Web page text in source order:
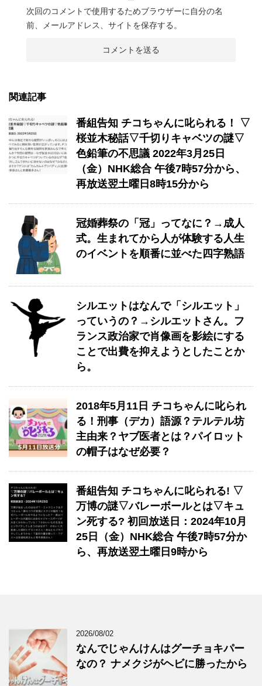
次回のコメントで使用するためブラウザーに自分の名
前、メールアドレス、サイトを保存する。
関連記事
番組告知 チコちゃんに叱られる！ ▽
桜並木秘話▽千切りキャベツの謎▽
色鉛筆の不思議 2022年3月25日
（金）NHK総合 午後7時57分から、
再放送翌土曜日8時15分から
冠婚葬祭の「冠」ってなに？→成人
式。生まれてから人が体験する人生
のイベントを順番に並べた四字熟語
シルエットはなんで「シルエット」
っていうの？→シルエットさん。フ
ランス政治家で肖像画を影絵にする
ことで出費を抑えようとしたことか
ら。
2018年5月11日 チコちゃんに叱られ
る！刑事（デカ）語源？テルテル坊
主由来？ヤブ医者とは？パイロット
の帽子はなぜ必要？
番組告知 チコちゃんに叱られる! ▽
万博の謎▽バレーボールとは▽キュ
ン死する? 初回放送日：2024年10月
25日（金）NHK総合 午後7時57分か
ら、再放送翌土曜日9時から
2026/08/02
なんでじゃんけんはグーチョキパー
なの？ ナメクジがヘビに勝ったから